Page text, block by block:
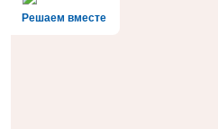
Решаем вместе